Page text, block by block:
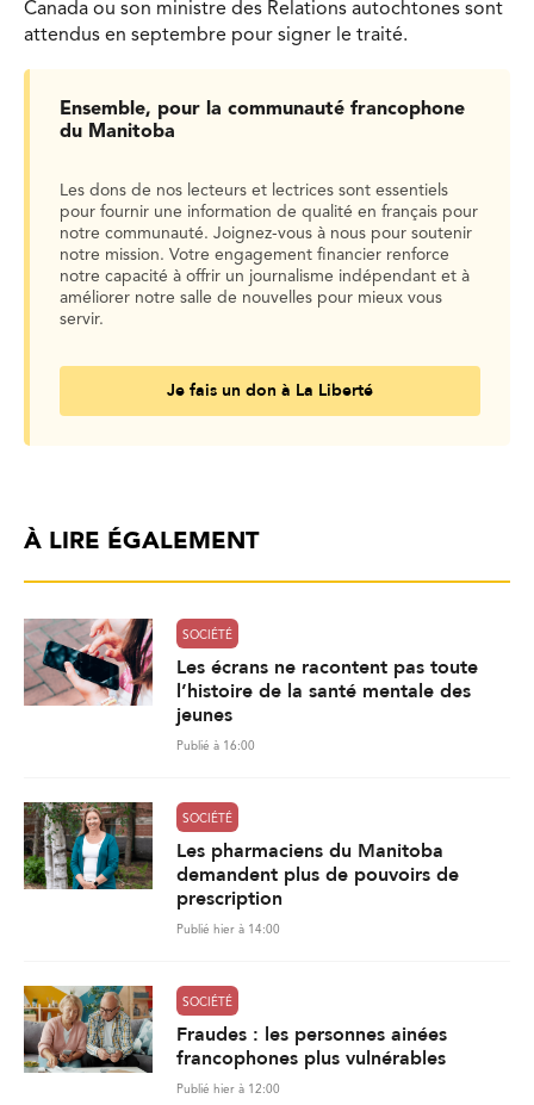
Canada ou son ministre des Relations autochtones sont
attendus en septembre pour signer le traité.
Ensemble, pour la communauté francophone
du Manitoba
Les dons de nos lecteurs et lectrices sont essentiels
pour fournir une information de qualité en français pour
notre communauté. Joignez-vous à nous pour soutenir
notre mission. Votre engagement financier renforce
notre capacité à offrir un journalisme indépendant et à
améliorer notre salle de nouvelles pour mieux vous
servir.
Je fais un don à La Liberté
À LIRE ÉGALEMENT
SOCIÉTÉ
Les écrans ne racontent pas toute
l’histoire de la santé mentale des
jeunes
Publié à 16:00
SOCIÉTÉ
Les pharmaciens du Manitoba
demandent plus de pouvoirs de
prescription
Publié hier à 14:00
SOCIÉTÉ
Fraudes : les personnes ainées
francophones plus vulnérables
Publié hier à 12:00